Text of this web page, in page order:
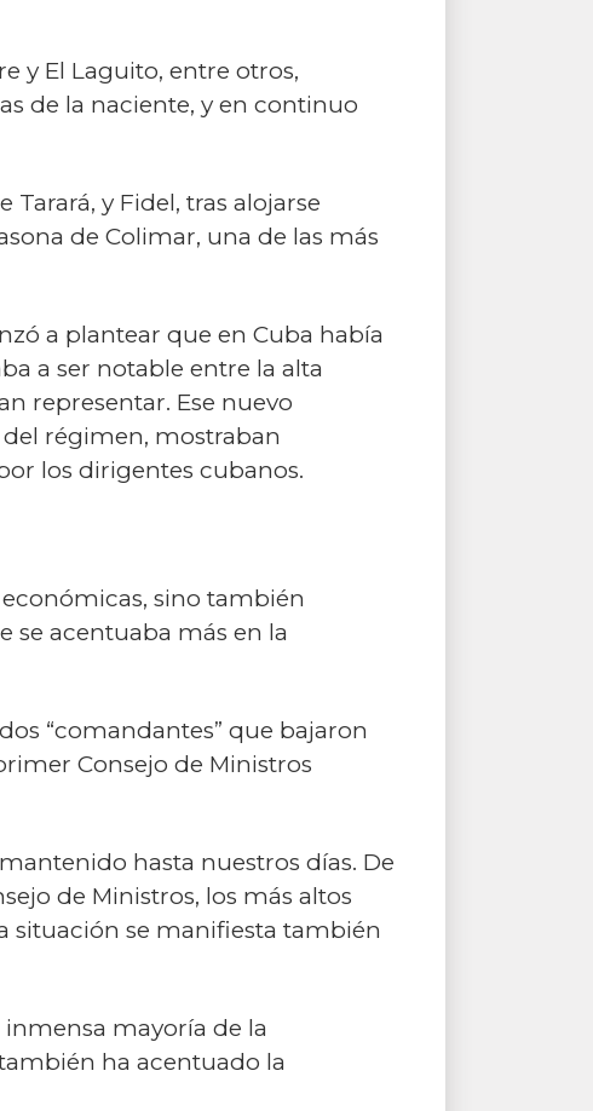
y El Laguito, entre otros,
de la naciente, y en continuo
y Fidel, tras alojarse
de Colimar, una de las más
a plantear que en Cuba había
a ser notable entre la alta
representar. Ese nuevo
régimen, mostraban
los dirigentes cubanos.
sino también
se acentuaba más en la
“comandantes” que bajaron
Consejo de Ministros
hasta nuestros días. De
de Ministros, los más altos
situación se manifiesta también
mayoría de la
ha acentuado la